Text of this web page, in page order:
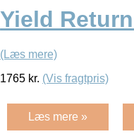
Yield
(Læs mere)
1765 kr. (Vis fragtpris)
Læs mere »